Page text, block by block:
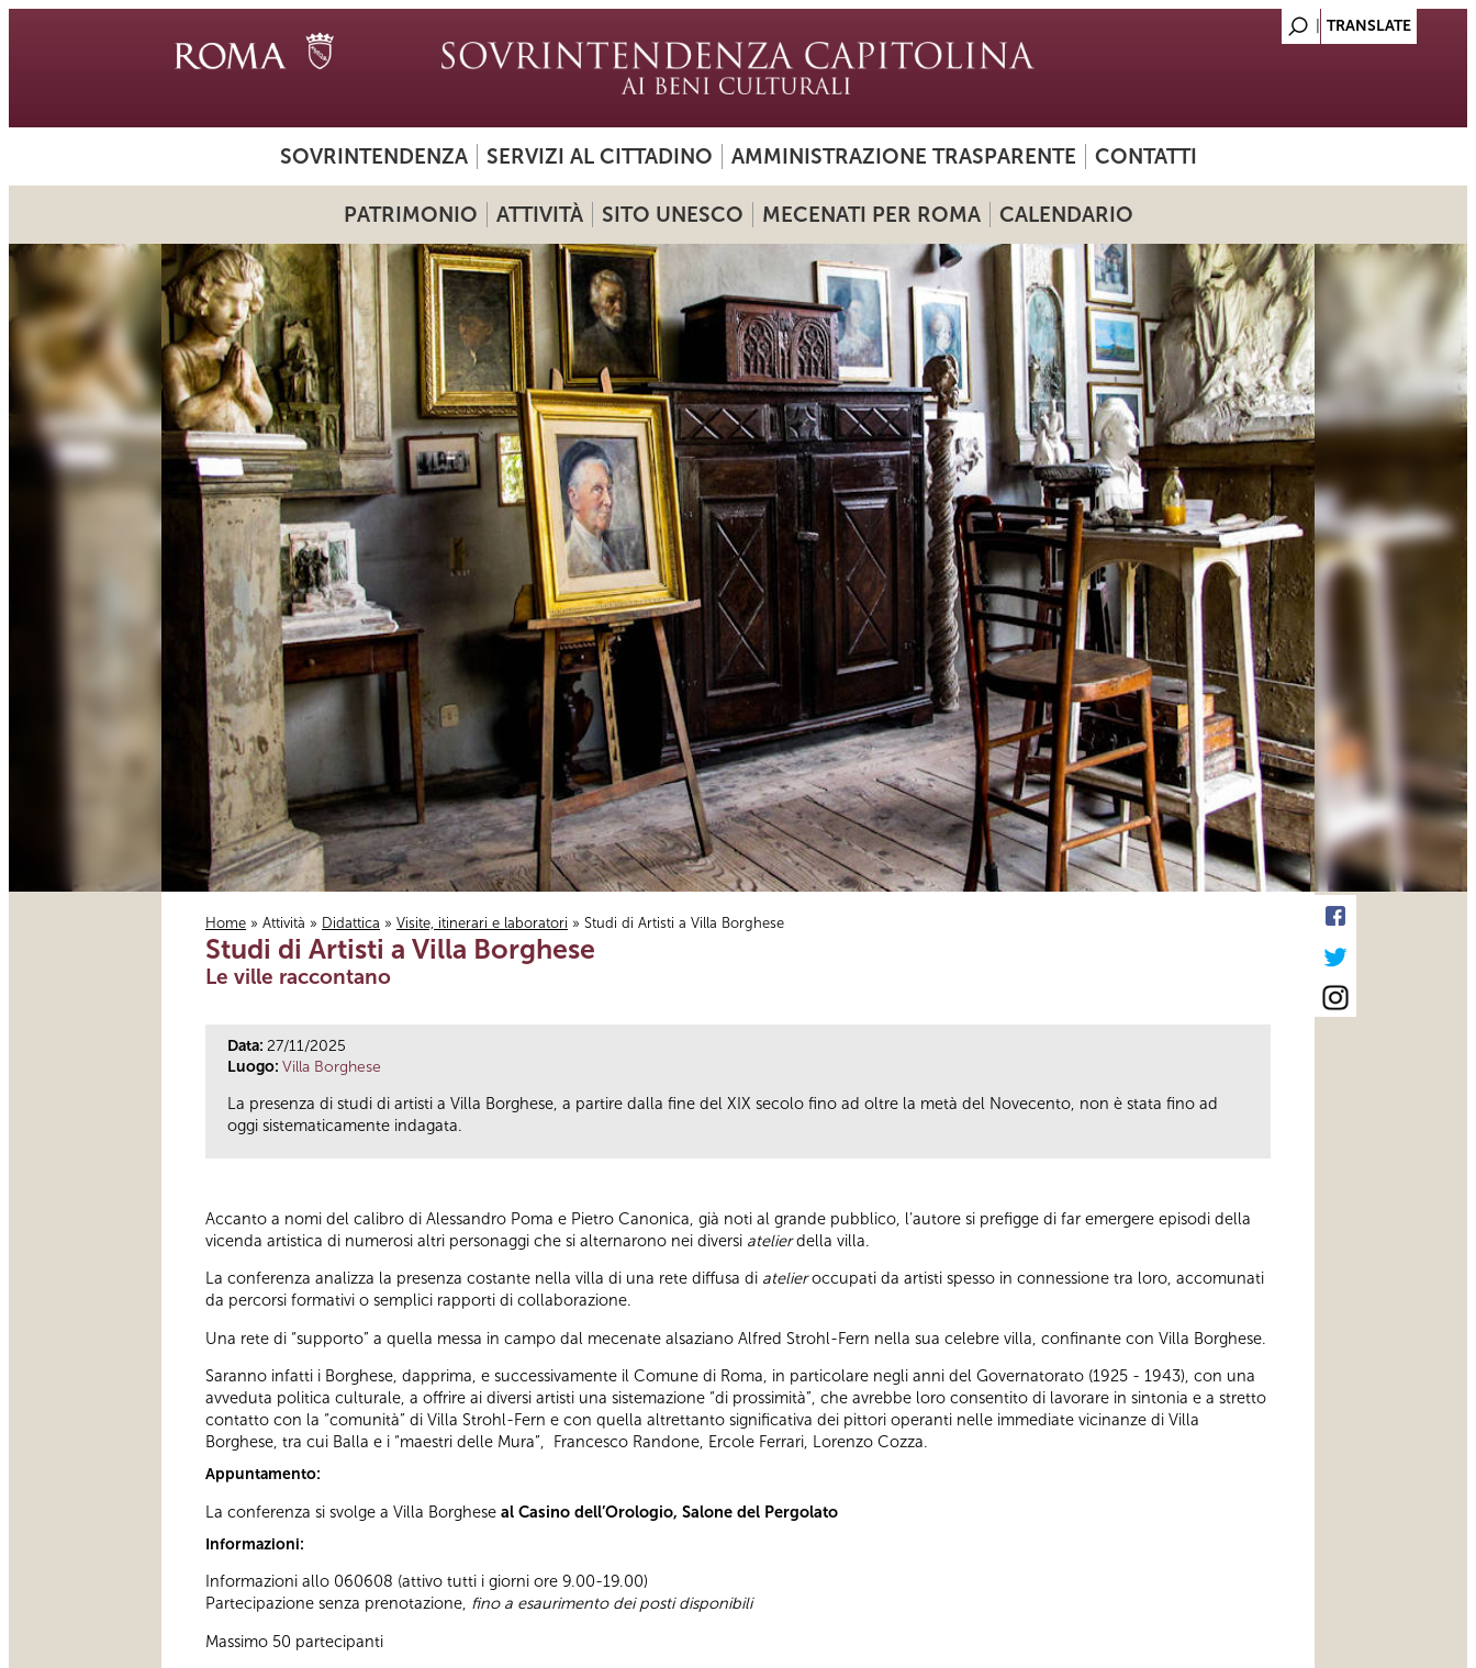
SOVRINTENDENZA SERVIZI AL CITTADINO AMMINISTRAZIONE TRASPARENTE CONTATTI
PATRIMONIO ATTIVITÀ SITO UNESCO MECENATI PER ROMA CALENDARIO
Tu sei qui
Home » Attività » Didattica » Visite, itinerari e laboratori » Studi di Artisti a Villa Borghese
Studi di Artisti a Villa Borghese
Le ville raccontano
Data: 27/11/2025
Luogo: Villa Borghese
La presenza di studi di artisti a Villa Borghese, a partire dalla fine del XIX secolo fino ad oltre la metà del Novecento, non è stata fino ad
oggi sistematicamente indagata.
Accanto a nomi del calibro di Alessandro Poma e Pietro Canonica, già noti al grande pubblico, l’autore si prefigge di far emergere episodi della
vicenda artistica di numerosi altri personaggi che si alternarono nei diversi atelierdella villa.
La conferenza analizza la presenza costante nella villa di una rete diffusa di atelieroccupati da artisti spesso in connessione tra loro, accomunati
da percorsi formativi o semplici rapporti di collaborazione.
Una rete di “supporto” a quella messa in campo dal mecenate alsaziano Alfred Strohl-Fern nella sua celebre villa, confinante con Villa Borghese.
Saranno infatti i Borghese, dapprima, e successivamente il Comune di Roma, in particolare negli anni del Governatorato (1925 - 1943), con una
avveduta politica culturale, a offrire ai diversi artisti una sistemazione “di prossimità”, che avrebbe loro consentito di lavorare in sintonia e a stretto
contatto con la “comunità” di Villa Strohl-Fern e con quella altrettanto significativa dei pittori operanti nelle immediate vicinanze di Villa
Borghese, tra cui Balla e i “maestri delle Mura”, Francesco Randone, Ercole Ferrari, Lorenzo Cozza.
Appuntamento:
La conferenza si svolge a Villa Borghese al Casino dell’Orologio, Salone del Pergolato
Informazioni:
Informazioni allo 060608 (attivo tutti i giorni ore 9.00-19.00)
Partecipazione senza prenotazione, fino a esaurimento dei posti disponibili
Massimo 50 partecipanti